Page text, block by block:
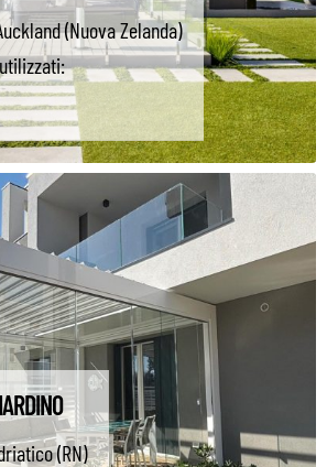
(Nuova Zelanda)
(RN)